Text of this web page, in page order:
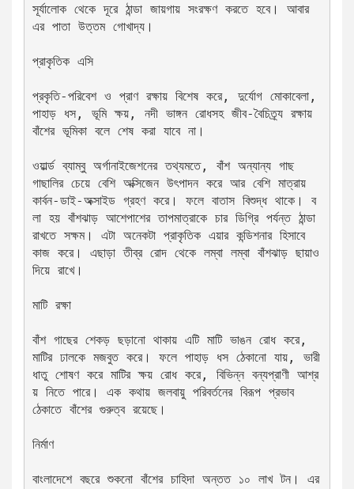
সূর্যালোক থেকে দূরে ঠান্ডা জায়গায় সংরক্ষণ করতে হবে। আবার
এর পাতা উত্তম গোখাদ্য।
প্রাকৃতিক এসি
প্রকৃতি-পরিবেশ ও প্রাণ রক্ষায় বিশেষ করে, দুর্যোগ মোকাবেলা,
পাহাড় ধস, ভূমি ক্ষয়, নদী ভাঙ্গন রোধসহ জীব-বৈচিত্র্য রক্ষায়
বাঁশের ভূমিকা বলে শেষ করা যাবে না।
ওয়ার্ল্ড ব্যাম্বু অর্গানাইজেশনের তথ্যমতে, বাঁশ অন্যান্য গাছ
গাছালির চেয়ে বেশি অক্সিজেন উৎপাদন করে আর বেশি মাত্রায়
কার্বন-ডাই-অক্সাইড গ্রহণ করে। ফলে বাতাস বিশুদ্ধ থাকে। ব
লা হয় বাঁশঝাড় আশেপাশের তাপমাত্রাকে চার ডিগ্রি পর্যন্ত ঠান্ডা
রাখতে সক্ষম। এটা অনেকটা প্রাকৃতিক এয়ার কন্ডিশনার হিসাবে
কাজ করে। এছাড়া তীব্র রোদ থেকে লম্বা লম্বা বাঁশঝাড় ছায়াও
দিয়ে রাখে।
মাটি রক্ষা
বাঁশ গাছের শেকড় ছড়ানো থাকায় এটি মাটি ভাঙন রোধ করে,
মাটির ঢালকে মজবুত করে। ফলে পাহাড় ধস ঠেকানো যায়, ভারী
ধাতু শোষণ করে মাটির ক্ষয় রোধ করে, বিভিন্ন বন্যপ্রাণী আশ্র
য় নিতে পারে। এক কথায় জলবায়ু পরিবর্তনের বিরূপ প্রভাব
ঠেকাতে বাঁশের গুরুত্ব রয়েছে।
নির্মাণ
বাংলাদেশে বছরে শুকনো বাঁশের চাহিদা অন্তত ১০ লাখ টন। এর